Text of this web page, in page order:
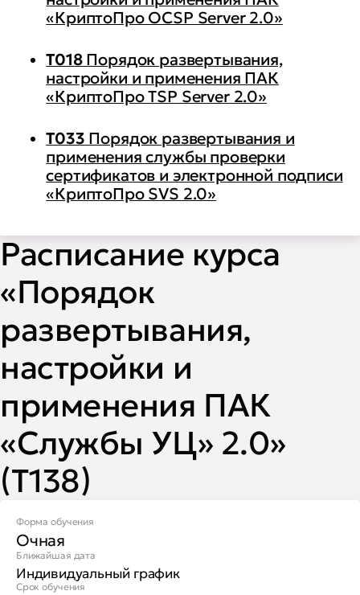
«КриптоПро OCSP Server 2.0»
Т018Порядок развертывания,
настройки и применения ПАК
«КриптоПро TSP Server 2.0»
Т033 Порядок развертывания и
применения cлужбы проверки
сертификатов и электронной подписи
«КриптоПро SVS 2.0»
Расписание курса
«Порядок
развертывания,
настройки и
применения ПАК
«Службы УЦ» 2.0»
(Т138)
Форма обучения
Очная
Ближайшая дата
Индивидуальный график
Срок обучения